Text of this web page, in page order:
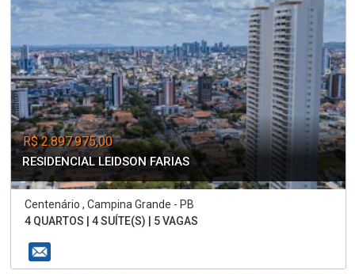
R$ 2.897.975,00
RESIDENCIAL LEIDSON FARIAS
Centenário , Campina Grande - PB
4 QUARTOS | 4 SUÍTE(S) | 5 VAGAS